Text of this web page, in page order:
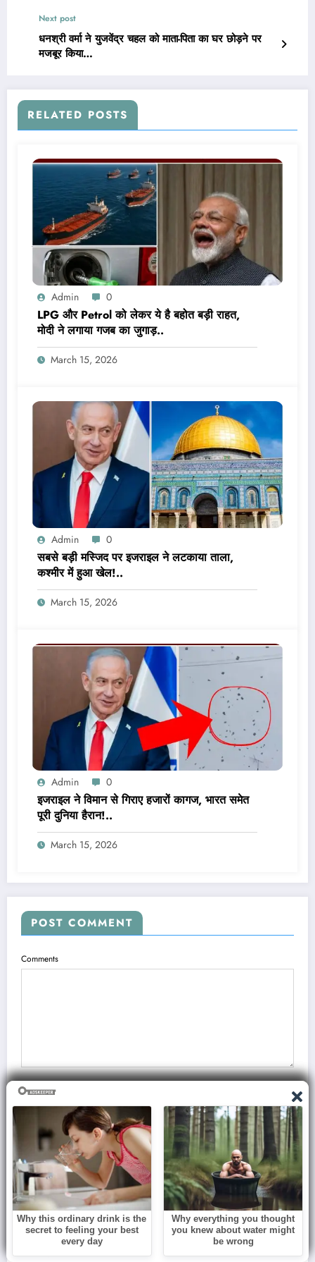
Next post
धनश्री वर्मा ने युजवेंद्र चहल को माता-पिता का घर छोड़ने पर
मजबूर किया…
RELATED POSTS
Admin 0
LPG और Petrol को लेकर ये है बहोत बड़ी राहत,
मोदी ने लगाया गजब का जुगाड़..
March 15, 2026
Admin 0
सबसे बड़ी मस्जिद पर इजराइल ने लटकाया ताला,
कश्मीर में हुआ खेल!..
March 15, 2026
Admin 0
इजराइल ने विमान से गिराए हजारों कागज, भारत समेत
पूरी दुनिया हैरान!..
March 15, 2026
POST COMMENT
Comments
Name
Email